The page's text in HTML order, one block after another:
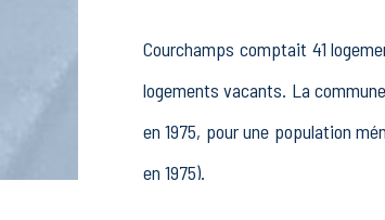
Courchamps comptait 41
logements vacants. La
en 1975, pour une population
en 1975).